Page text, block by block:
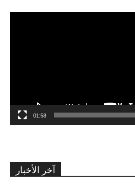
01:58
آخر الأخبار